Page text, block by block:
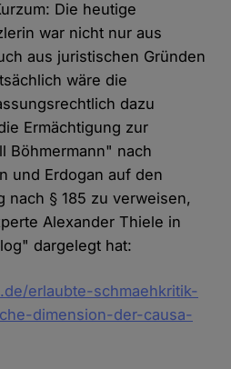
Die heutige
war nicht nur aus
aus juristischen Gründen
wäre die
dazu
Ermächtigung zur
Böhmermann" nach
und Erdogan auf den
nach § 185 zu verweisen,
Alexander Thiele in
dargelegt hat:
erlaubte-schmaehkritik-
dimension-der-causa-